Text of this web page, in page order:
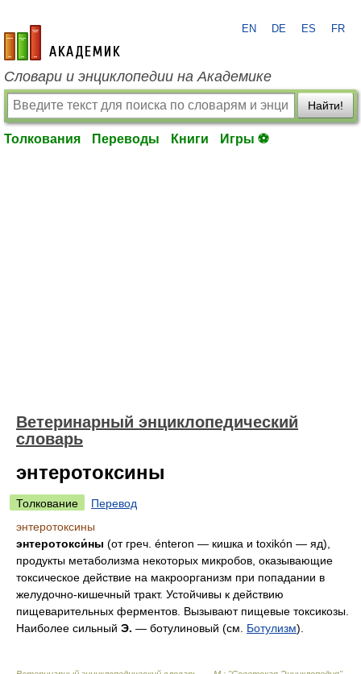
academic.ru
EN DE ES FR
Словари и энциклопедии на Академике
Найти!
Толкования Переводы Книги Игры ⚽
Ветеринарный энциклопедический
словарь
энтеротоксины
Толкование
Перевод
энтеротоксины
энтеротокси́ны (от греч. énteron — кишка и toxikón — яд),
продукты метаболизма некоторых микробов, оказывающие
токсическое действие на макроорганизм при попадании в
желудочно-кишечный тракт. Устойчивы к действию
пищеварительных ферментов. Вызывают пищевые токсикозы.
Наиболее сильный Э. — ботулиновый (см. Ботулизм).